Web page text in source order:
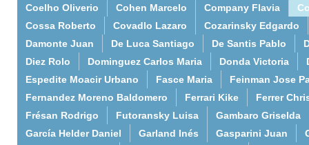
Coelho Oliverio
Cohen Marcelo Company Flavia
Cossa Roberto
Covadlo Lazaro
Cozarinsky Edgardo
Damonte Juan
De Luca Santiago De Santis Pablo
Diez Rolo
Dominguez Carlos Maria Donda Victoria
Espedite Moacir Urbano
Fasce Maria
Feinman Jose
Fernandez Moreno Baldomero
Ferrari Kike
Ferrer
Frésan Rodrigo
Futoransky Luisa
Gambaro Griselda
García Helder Daniel
Garland Inés Gasparini Juan